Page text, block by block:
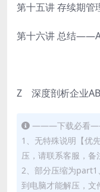
第十五讲 存续期管
第十六讲 总结
Z 深度剖析企业
———下载必看
1、无特殊说明【优
压，请联系客服，备
2、部分压缩为
到电脑才能解压，文